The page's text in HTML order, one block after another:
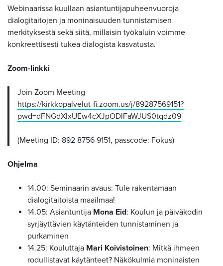
Webinaarissa kuullaan asiantuntijapuheenvuoroja
dialogitaitojen ja moninaisuuden tunnistamisen
merkityksestä sekä siitä, millaisin työkaluin voimme
konkreettisesti tukea dialogista kasvatusta.
Zoom-linkki
Join Zoom Meeting
https://kirkkopalvelut-fi.zoom.us/j/89287569151?
pwd=dFNGdXIxUEw4cXJpODlFaWJUS0tqdz09
(Meeting ID: 892 8756 9151, passcode: Fokus)
Ohjelma
14.00: Seminaarin avaus: Tule rakentamaan
dialogitaitoista maailmaa!
14.05: Asiantuntija Mona Eid: Koulun ja päiväkodin
syrjäyttävien käytänteiden tunnistaminen ja
purkaminen
14.25: Kouluttaja Mari Koivistoinen: Mitkä ihmeen
rodullistavat käytänteet? Näkökulmia moninaisten